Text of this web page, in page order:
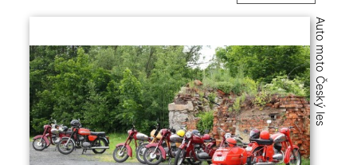
Auto moto Český les